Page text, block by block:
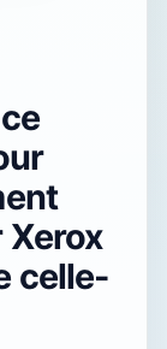
celle-